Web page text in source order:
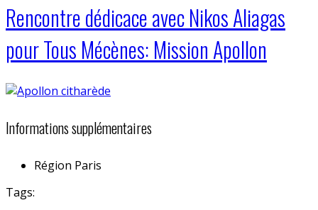
Rencontre dédicace avec Nikos Aliagas
pour Tous Mécènes: Mission Apollon
Informations supplémentaires
Région Paris
Tags: